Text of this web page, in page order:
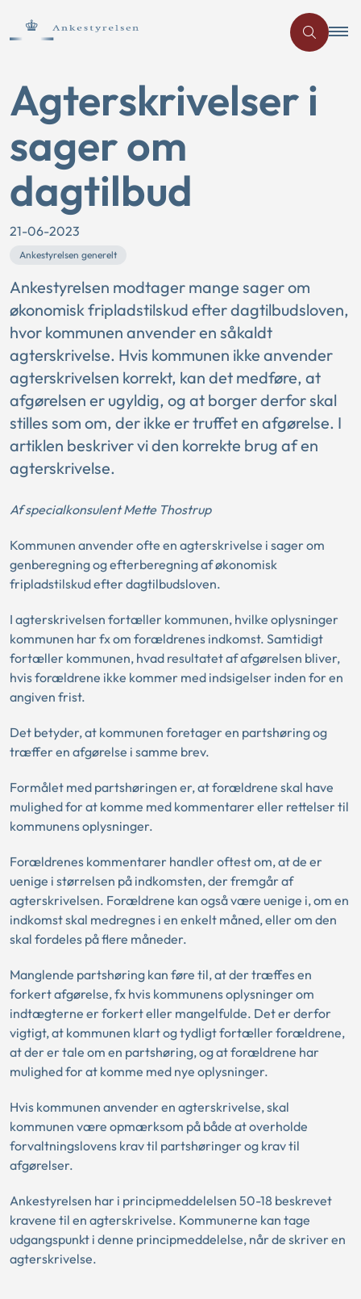
Agterskrivelser i
sager om
dagtilbud
21-06-2023
Ankestyrelsen generelt
Ankestyrelsen modtager mange sager om
økonomisk fripladstilskud efter dagtilbudsloven,
hvor kommunen anvender en såkaldt
agterskrivelse. Hvis kommunen ikke anvender
agterskrivelsen korrekt, kan det medføre, at
afgørelsen er ugyldig, og at borger derfor skal
stilles som om, der ikke er truffet en afgørelse. I
artiklen beskriver vi den korrekte brug af en
agterskrivelse.
Af specialkonsulent Mette Thostrup
Kommunen anvender ofte en agterskrivelse i sager om
genberegning og efterberegning af økonomisk
fripladstilskud efter dagtilbudsloven.
I agterskrivelsen fortæller kommunen, hvilke oplysninger
kommunen har fx om forældrenes indkomst. Samtidigt
fortæller kommunen, hvad resultatet af afgørelsen bliver,
hvis forældrene ikke kommer med indsigelser inden for en
angiven frist.
Det betyder, at kommunen foretager en partshøring og
træffer en afgørelse i samme brev.
Formålet med partshøringen er, at forældrene skal have
mulighed for at komme med kommentarer eller rettelser til
kommunens oplysninger.
Forældrenes kommentarer handler oftest om, at de er
uenige i størrelsen på indkomsten, der fremgår af
agterskrivelsen. Forældrene kan også være uenige i, om en
indkomst skal medregnes i en enkelt måned, eller om den
skal fordeles på flere måneder.
Manglende partshøring kan føre til, at der træffes en
forkert afgørelse, fx hvis kommunens oplysninger om
indtægterne er forkert eller mangelfulde. Det er derfor
vigtigt, at kommunen klart og tydligt fortæller forældrene,
at der er tale om en partshøring, og at forældrene har
mulighed for at komme med nye oplysninger.
Hvis kommunen anvender en agterskrivelse, skal
kommunen være opmærksom på både at overholde
forvaltningslovens krav til partshøringer og krav til
afgørelser.
Ankestyrelsen har i principmeddelelsen 50-18 beskrevet
kravene til en agterskrivelse. Kommunerne kan tage
udgangspunkt i denne principmeddelelse, når de skriver en
agterskrivelse.